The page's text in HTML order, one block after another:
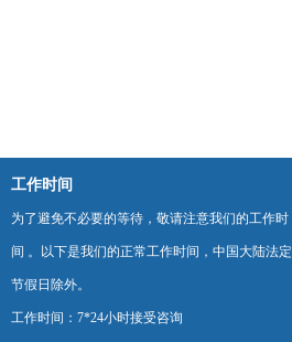
工作时间
为了避免不必要的等待，敬请注意我们的工作时
间 。以下是我们的正常工作时间，中国大陆法定
节假日除外。
工作时间：7*24小时接受咨询